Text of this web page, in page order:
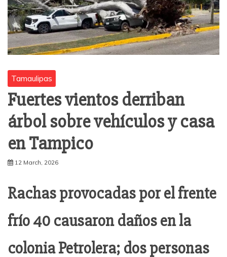
Tamaulipas
Fuertes vientos derriban
árbol sobre vehículos y casa
en Tampico
12 March, 2026
Rachas provocadas por el frente
frío 40 causaron daños en la
colonia Petrolera; dos personas